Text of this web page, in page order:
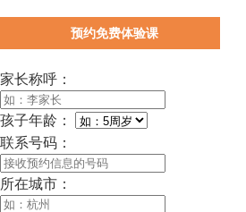
预约免费体验课
家长称呼：
孩子年龄：
联系号码：
所在城市：